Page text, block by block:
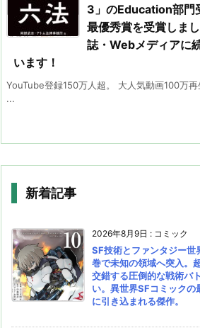
3」のEducation部門
最優秀賞を受賞しま
誌・Webメディアに
います！
YouTube登録150万人超。 大人気動画100万
...
新着記事
2026年8月9日 : コミック
SF技術とファンタジー世
巻で未知の領域へ突入。
交錯する圧倒的な戦術バ
い。異世界SFコミック
に引き込まれる傑作。